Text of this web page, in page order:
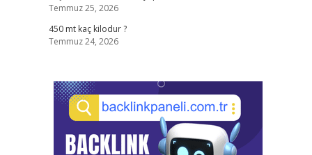
Temmuz 25, 2026
450 mt kaç kilodur ?
Temmuz 24, 2026